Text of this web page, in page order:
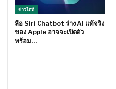
ข่าวไอที
ลือ Siri Chatbot ร่าง AI แท้จริง
ของ Apple อาจจะเปิดตัว
พร้อม…